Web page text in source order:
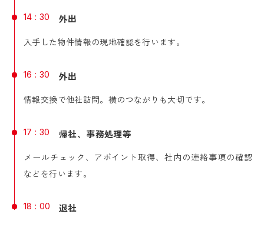
14 : 30 外出
入手した物件情報の現地確認を行います。
16 : 30 外出
情報交換で他社訪問。横のつながりも大切です。
17 : 30 帰社、事務処理等
メールチェック、アポイント取得、社内の連絡事項の確認
などを行います。
18 : 00 退社